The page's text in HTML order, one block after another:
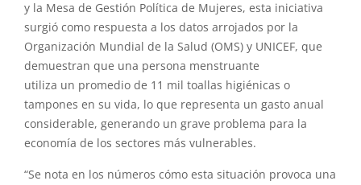
y la Mesa de Gestión Política de Mujeres, esta iniciativa
surgió como respuesta a los datos arrojados por la
Organización Mundial de la Salud (OMS) y UNICEF, que
demuestran que una persona menstruante
utiliza un promedio de 11 mil toallas higiénicas o
tampones en su vida, lo que representa un gasto anual
considerable, generando un grave problema para la
economía de los sectores más vulnerables.
“Se nota en los números cómo esta situación provoca una